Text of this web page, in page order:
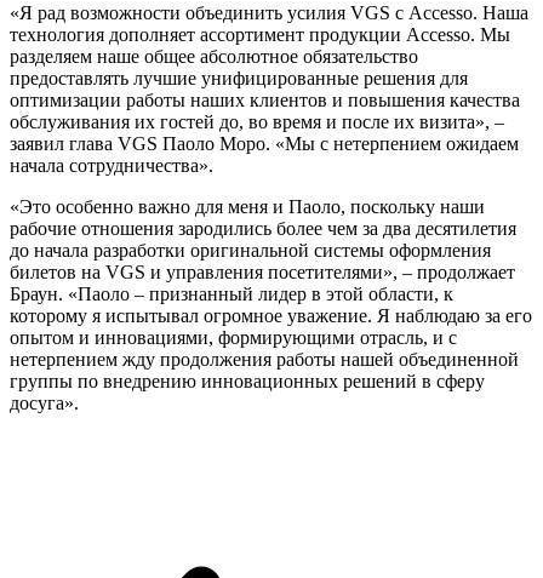
«Я рад возможности объединить усилия VGS с Accesso. Наша
технология дополняет ассортимент продукции Accesso. Мы
разделяем наше общее абсолютное обязательство
предоставлять лучшие унифицированные решения для
оптимизации работы наших клиентов и повышения качества
обслуживания их гостей до, во время и после их визита», –
заявил глава VGS Паоло Моро. «Мы с нетерпением ожидаем
начала сотрудничества».
«Это особенно важно для меня и Паоло, поскольку наши
рабочие отношения зародились более чем за два десятилетия
до начала разработки оригинальной системы оформления
билетов на VGS и управления посетителями», – продолжает
Браун. «Паоло – признанный лидер в этой области, к
которому я испытывал огромное уважение. Я наблюдаю за его
опытом и инновациями, формирующими отрасль, и с
нетерпением жду продолжения работы нашей объединенной
группы по внедрению инновационных решений в сферу
досуга».